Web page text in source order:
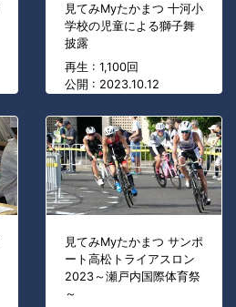
見てみMyたかまつ 十河小
学校の児童による獅子舞
披露
再生 : 1,100回
公開 : 2023.10.12
見てみMyたかまつ サンポ
ート高松トライアスロン
2023～瀬戸内国際体育祭
～